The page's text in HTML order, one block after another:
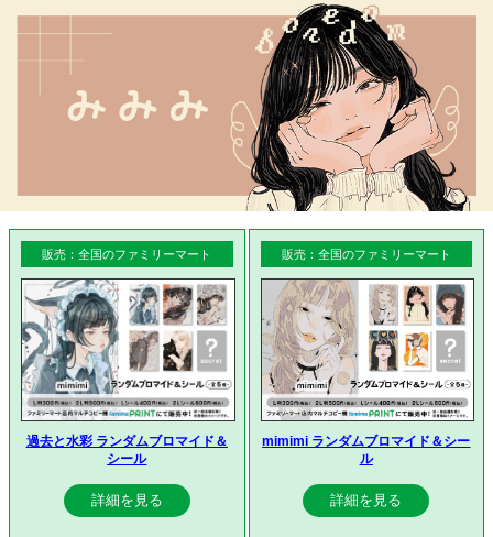
販売：全国のファミリーマート
過去と水彩 ランダムブロマイド＆
シール
詳細を見る
販売：全国のファミリーマート
mimimi ランダムブロマイド＆シー
ル
詳細を見る